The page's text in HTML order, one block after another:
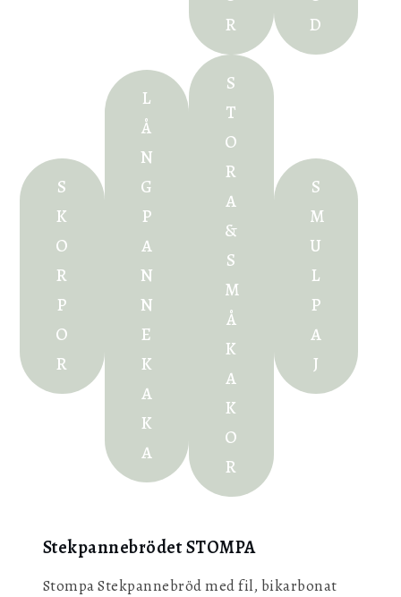
R
D
S
K
O
R
P
O
R
L
Å
N
G
P
A
N
N
E
K
A
K
A
S
T
O
R
A
&
S
M
Å
K
A
K
O
R
S
M
U
L
P
A
J
Stekpannebrödet STOMPA
Stompa Stekpannebröd med fil, bikarbonat